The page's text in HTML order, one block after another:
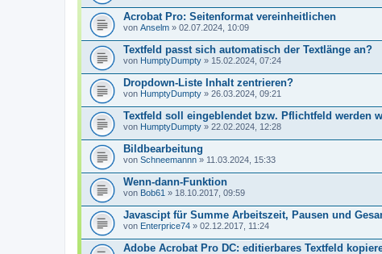
Acrobat Pro: Seitenformat vereinheitlichen
von Anselm » 02.07.2024, 10:09
Textfeld passt sich automatisch der Textlänge an?
von HumptyDumpty » 15.02.2024, 07:24
Dropdown-Liste Inhalt zentrieren?
von HumptyDumpty » 26.03.2024, 09:21
Textfeld soll eingeblendet bzw. Pflichtfeld werden
von HumptyDumpty » 22.02.2024, 12:28
Bildbearbeitung
von Schneemannn » 11.03.2024, 15:33
Wenn-dann-Funktion
von Bob61 » 18.10.2017, 09:59
Javascipt für Summe Arbeitszeit, Pausen und
von Enterprice74 » 02.12.2017, 11:24
Adobe Acrobat Pro DC: editierbares Textfeld